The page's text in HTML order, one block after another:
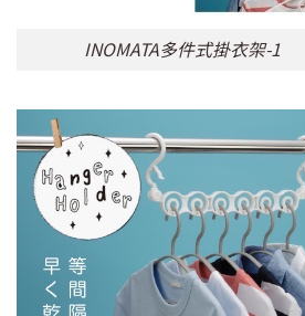
INOMATA多件式掛衣架-1